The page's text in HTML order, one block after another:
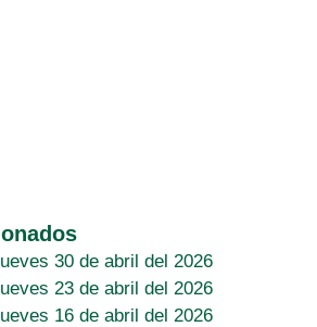
30 de abril del 2026
23 de abril del 2026
16 de abril del 2026